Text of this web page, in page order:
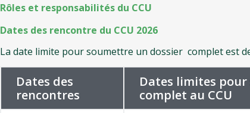
Rôles et responsabilités du CCU
Dates des rencontre du CCU 2026
La date limite pour soumettre un dossier complet est
Dates des
rencontres
Dates limites
complet au CCU